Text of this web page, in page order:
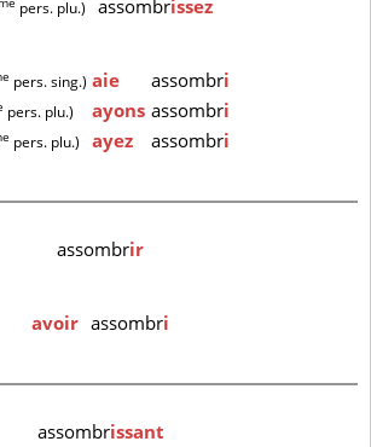
pers. plu.) assombrissez
pers. sing.) aie assombri
pers. plu.) ayons assombri
pers. plu.) ayez assombri
assombrir
avoir assombri
assombrissant